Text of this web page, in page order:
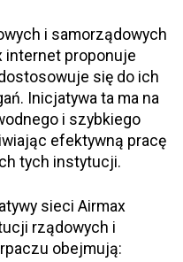
i samorządowych
internet proponuje
się do ich
Inicjatywa ta ma na
i szybkiego
efektywną pracę
tych instytucji.
sieci Airmax
rządowych i
obejmują: